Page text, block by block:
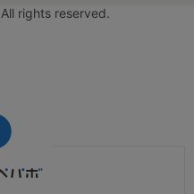
rights reserved.